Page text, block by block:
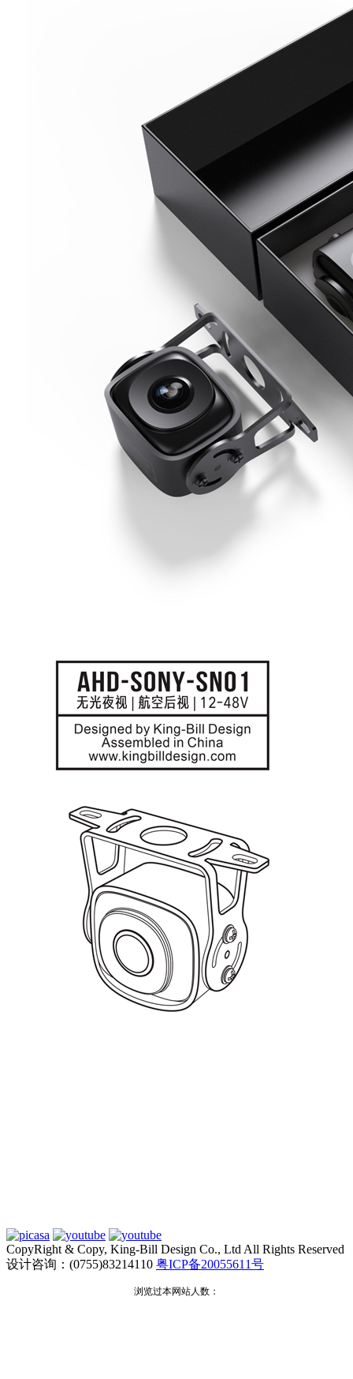
CopyRight & Copy, King-Bill Design Co., Ltd All Rights Reserved
设计咨询：(0755)83214110 粤ICP备20055611号
浏览过本网站人数：